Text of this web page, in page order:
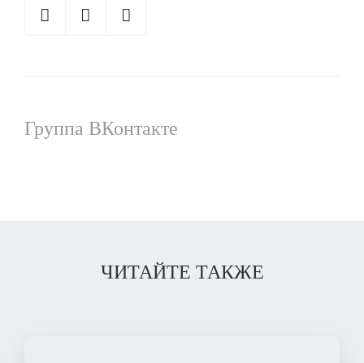
Группа ВКонтакте
ЧИТАЙТЕ ТАКЖЕ